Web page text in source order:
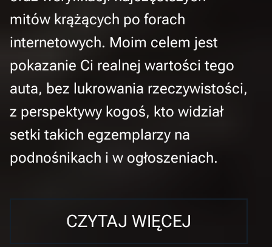
mitów krążących po forach
internetowych. Moim celem jest
pokazanie Ci realnej wartości tego
auta, bez lukrowania rzeczywistości,
z perspektywy kogoś, kto widział
setki takich egzemplarzy na
podnośnikach i w ogłoszeniach.
CZYTAJ WIĘCEJ